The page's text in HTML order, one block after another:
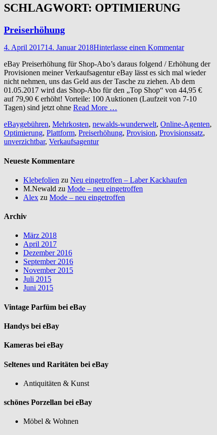
SCHLAGWORT: OPTIMIERUNG
Preiserhöhung
Veröffentlicht
4. April 201714. Januar 2018Hinterlasse einen Kommentar
eBay Preiserhöhung für Shop-Abo’s daraus folgend / Erhöhung der
Provisionen meiner Verkaufsagentur eBay lässt es sich mal wieder
nicht nehmen, uns das Geld aus der Tasche zu ziehen. Ab dem
01.05.2017 wird das Shop-Abo für den „Top Shop“ von 44,95 €
auf 79,90 € erhöht! Vorteile: 100 Auktionen (Laufzeit von 7-10
Tagen) sind jetzt ohne Read More …
Schlagworte
eBaygebühren, Mehrkosten, newalds-wunderwelt, Online-Agenten,
Optimierung, Plattform, Preiserhöhung, Provision, Provisionssatz,
unverzichtbar, Verkaufsagentur
Neueste Kommentare
Klebefolien zu Neu eingetroffen – Laber Kackhaufen
M.Newald zu Mode – neu eingetroffen
Alex zu Mode – neu eingetroffen
Archiv
März 2018
April 2017
Dezember 2016
September 2016
November 2015
Juli 2015
Juni 2015
Vintage Parfüm bei eBay
Handys bei eBay
Kameras bei eBay
Seltenes und Raritäten bei eBay
Antiquitäten & Kunst
schönes Porzellan bei eBay
Möbel & Wohnen